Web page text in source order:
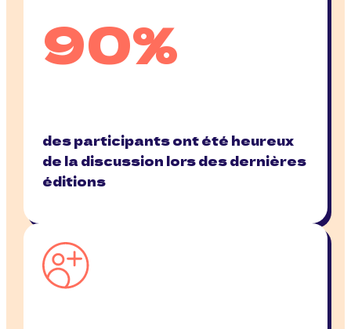
90%
des participants ont été heureux
de la discussion lors des dernières
éditions